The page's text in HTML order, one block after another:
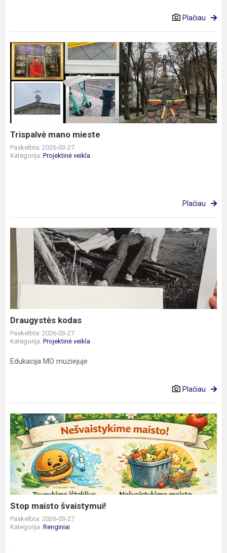
Plačiau
Trispalvė
mano
mieste
Trispalvė mano mieste
Paskelbta: 2026-03-27
Kategorija: Projektinė veikla
Plačiau
Draugystės
kodas
Draugystės kodas
Paskelbta: 2026-03-27
Kategorija: Projektinė veikla
Edukacija MO muziejuje
Plačiau
Stop
maisto
švaistymui!
Stop maisto švaistymui!
Paskelbta: 2026-03-27
Kategorija: Renginiai
.